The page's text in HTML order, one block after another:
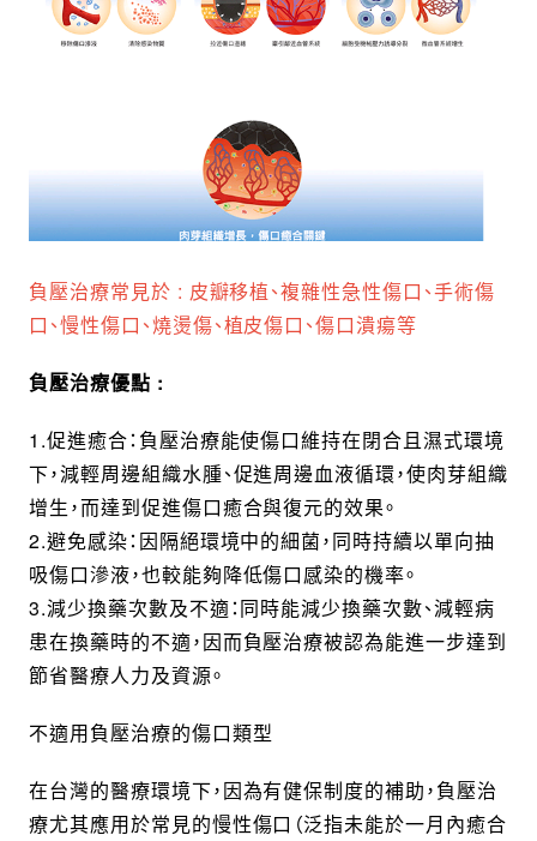
負壓治療常見於 : 皮瓣移植、複雜性急性傷口、手術傷
口、慢性傷口、燒燙傷、植皮傷口、傷口潰瘍等
負壓治療優點 :
1.促進癒合：負壓治療能使傷口維持在閉合且濕式環境
下，減輕周邊組織水腫、促進周邊血液循環，使肉芽組織
增生，而達到促進傷口癒合與復元的效果。
2.避免感染：因隔絕環境中的細菌，同時持續以單向抽
吸傷口滲液，也較能夠降低傷口感染的機率。
3.減少換藥次數及不適：同時能減少換藥次數、減輕病
患在換藥時的不適，因而負壓治療被認為能進一步達到
節省醫療人力及資源。
不適用負壓治療的傷口類型
在台灣的醫療環境下，因為有健保制度的補助，負壓治
療尤其應用於常見的慢性傷口（泛指未能於一月內癒合